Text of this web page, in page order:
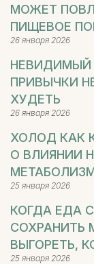
МОЖЕТ
ПИЩЕВОЕ
26 января 2026
НЕВИДИМЫЙ
ПРИВЫЧКИ
ХУДЕТЬ
26 января 2026
ХОЛОД КАК
О ВЛИЯНИИ
25 января 2026
КОГДА ЕДА
СОХРАНИТЬ
ВЫГОРЕТЬ,
25 января 2026